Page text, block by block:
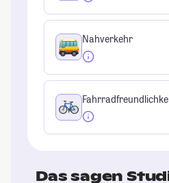
Nahverkehr
Das sagen